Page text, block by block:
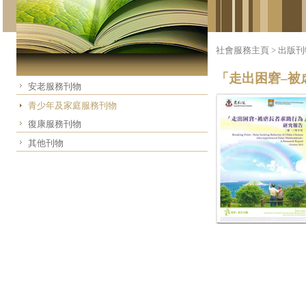
安老服務刊物
青少年及家庭服務刊物
復康服務刊物
其他刊物
社會服務主頁 > 出版
「走出困窘–